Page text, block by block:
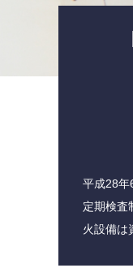
平成28年
定期検査
火設備は